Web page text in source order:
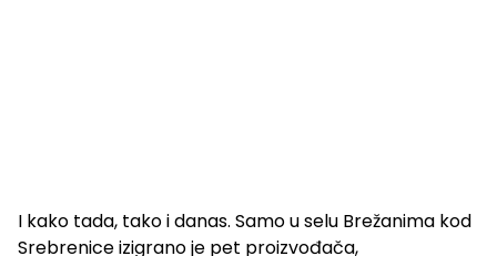
I kako tada, tako i danas. Samo u selu Brežanima kod
Srebrenice izigrano je pet proizvođača,